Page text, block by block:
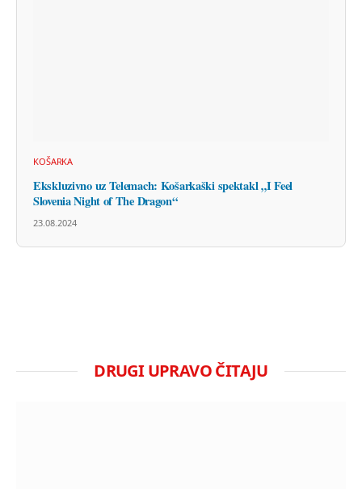
KOŠARKA
Ekskluzivno uz Telemach: Košarkaški spektakl „I Feel
Slovenia Night of The Dragon“
23.08.2024
DRUGI UPRAVO ČITAJU